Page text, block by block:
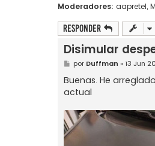
Moderadores: aapretel,
Responder
Disimular
M
e
n
s
a
e
por Duffman » 13 Jun
Buenas. He
actual